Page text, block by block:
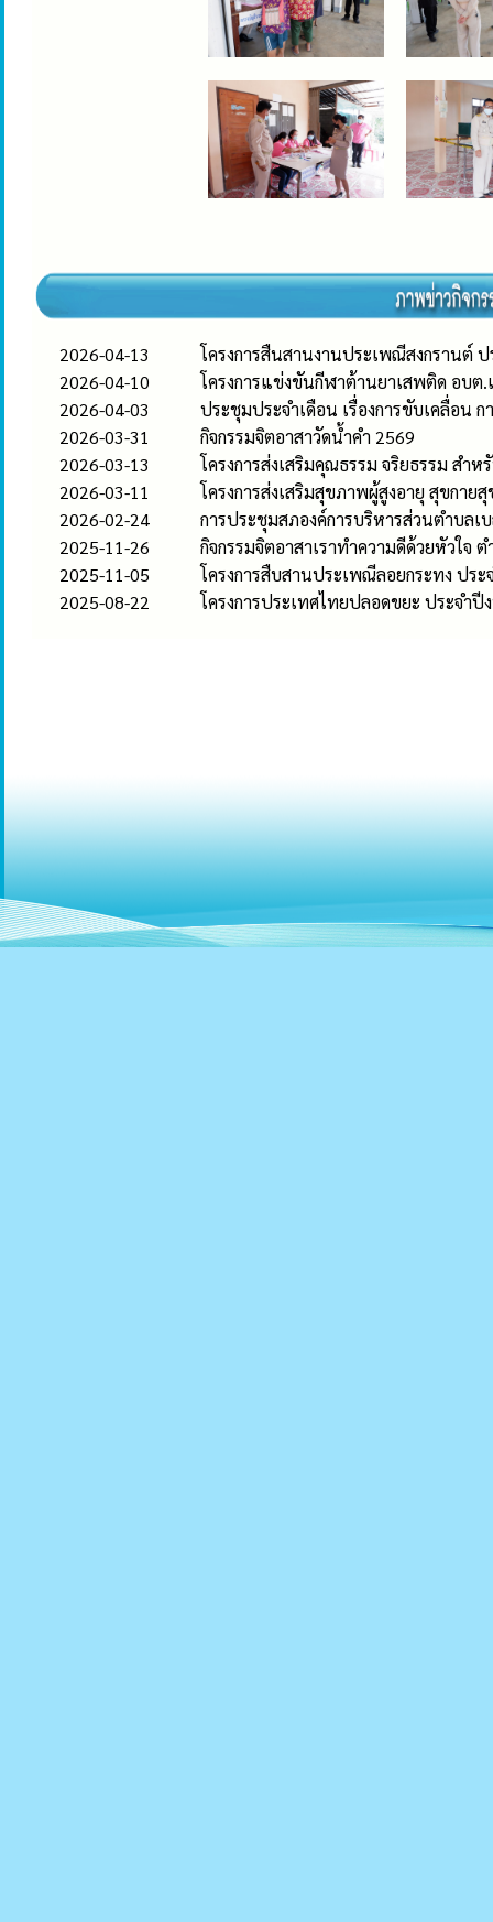
2026-04-13
โครงการสืนสานงานประเพณีสงกรานต์
2026-04-10
โครงการแข่งขันกีฬาต้านยาเสพติด อบ
2026-04-03
ประชุมประจำเดือน เรื่องการขับเคลื่อน
2026-03-31
กิจกรรมจิตอาสาวัดน้ำคำ 2569
2026-03-13
โครงการส่งเสริมคุณธรรม จริยธรรม สำ
2026-03-11
โครงการส่งเสริมสุขภาพผู้สูงอายุ สุขกา
2026-02-24
การประชุมสภองค์การบริหารส่วนตำบลเ
2025-11-26
กิจกรรมจิตอาสาเราทำความดีด้วยหัวใจ
2025-11-05
โครงการสืบสานประเพณีลอยกระทง ปร
2025-08-22
โครงการประเทศไทยปลอดขยะ ประจำ